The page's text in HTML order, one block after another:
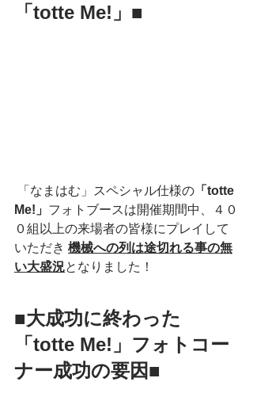
「totte Me!」■
「なまはむ」スペシャル仕様の 「totte
Me!」 フォトブースは開催期間中、４０
０組以上の来場者の皆様にプレイして
いただき 機械への列は途切れる事の無
い大盛況となりました！
■大成功に終わった
「totte Me!」フォトコー
ナー成功の要因■